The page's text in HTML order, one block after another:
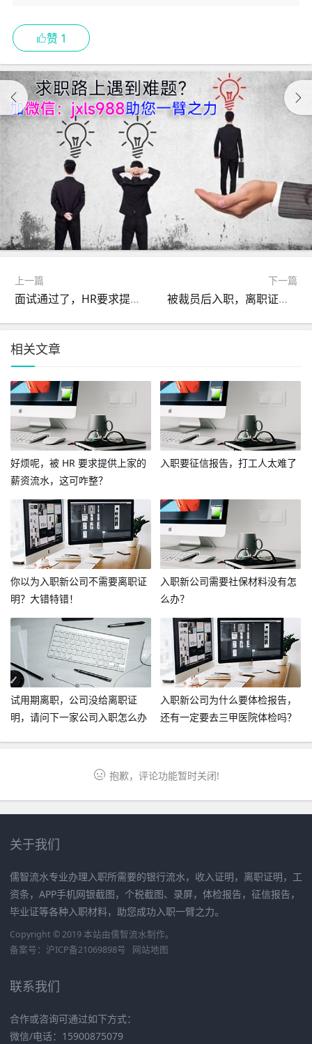
赞 1
上一篇
面试通过了，HR要求提供离职证明，可是离职证明丢了怎么办？
下一篇
被裁员后入职，离职证明怎么开？
相关文章
好烦呢，被 HR 要求提供上家的
薪资流水，这可咋整？
入职要征信报告，打工人太难了
你以为入职新公司不需要离职证
明？大错特错！
入职新公司需要社保材料没有怎
么办？
试用期离职，公司没给离职证
明，请问下一家公司入职怎么办
入职新公司为什么要体检报告，
还有一定要去三甲医院体检吗？
抱歉，评论功能暂时关闭!
关于我们
儒智流水专业办理入职所需要的银行流水，收入证明，离职证明，工
资条，APP手机网银截图，个税截图、录屏，体检报告，征信报告，
毕业证等各种入职材料，助您成功入职一臂之力。
Copyright © 2019 本站由儒智流水制作。
备案号： 沪ICP备21069898号 网站地图
联系我们
合作或咨询可通过如下方式：
微信/电话：15900875079